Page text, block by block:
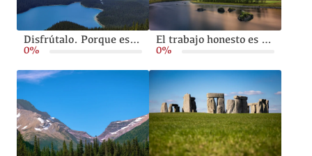
Disfrútalo. Porque está sucediendo.
0%
El trabajo honesto es algo que Dios nos pide a todos.
0%